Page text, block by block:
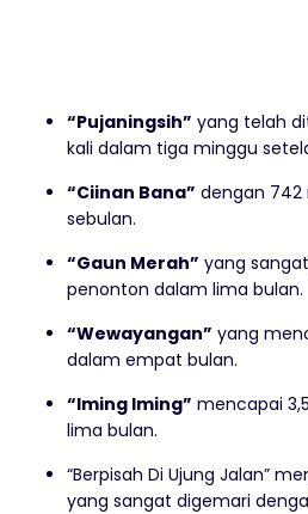
“Pujaningsih” yang telah
kali dalam tiga minggu
“Ciinan Bana” dengan
sebulan.
“Gaun Merah” yang
penonton dalam lima bulan.
“Wewayangan” yang
dalam empat bulan.
“Iming Iming” mencapai
lima bulan.
“Berpisah Di Ujung Jalan”
yang sangat digemari